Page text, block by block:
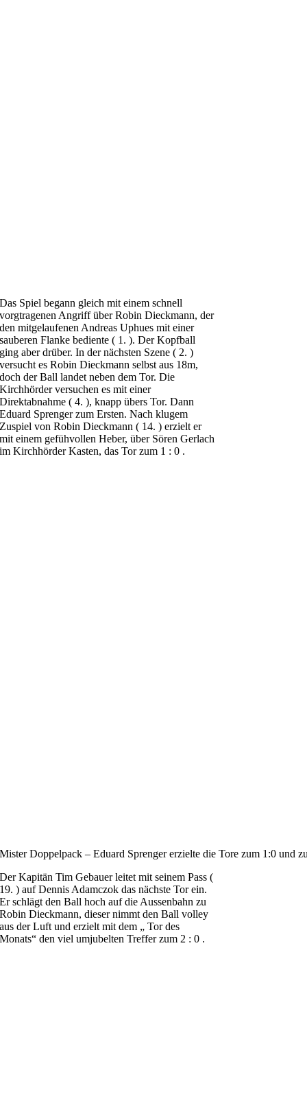
Das Spiel begann gleich mit einem schnell
vorgtragenen Angriff über Robin Dieckmann, der
den mitgelaufenen Andreas Uphues mit einer
sauberen Flanke bediente ( 1. ). Der Kopfball
ging aber drüber. In der nächsten Szene ( 2. )
versucht es Robin Dieckmann selbst aus 18m,
doch der Ball landet neben dem Tor. Die
Kirchhörder versuchen es mit einer
Direktabnahme ( 4. ), knapp übers Tor. Dann
Eduard Sprenger zum Ersten. Nach klugem
Zuspiel von Robin Dieckmann ( 14. ) erzielt er
mit einem gefühvollen Heber, über Sören Gerlach
im Kirchhörder Kasten, das Tor zum 1 : 0 .
Mister Doppelpack – Eduard Sprenger erzielte die Tore zum 1:0 und
Der Kapitän Tim Gebauer leitet mit seinem Pass (
19. ) auf Dennis Adamczok das nächste Tor ein.
Er schlägt den Ball hoch auf die Aussenbahn zu
Robin Dieckmann, dieser nimmt den Ball volley
aus der Luft und erzielt mit dem „ Tor des
Monats“ den viel umjubelten Treffer zum 2 : 0 .